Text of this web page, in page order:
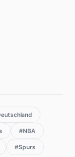
#NBA
#Spurs